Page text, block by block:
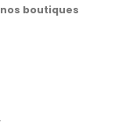
boutiques